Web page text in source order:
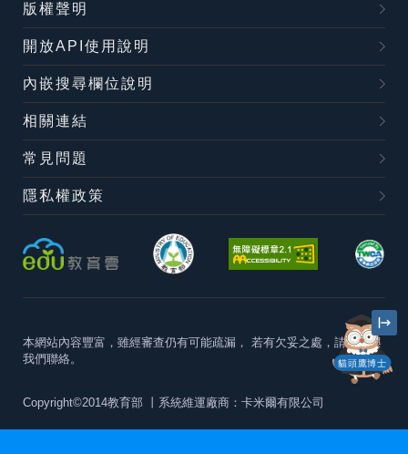
貓頭鷹博士
版權聲明
開放API使用說明
內嵌搜尋欄位說明
相關連結
常見問題
隱私權政策
本網站內容豐富，雖經審查仍有可能疏漏， 若有欠妥之處，請隨時與
我們聯絡。
Copyright©2014教育部 丨系統維運廠商：卡米爾有限公司